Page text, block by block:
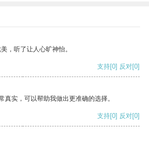
，听了让人心旷神怡。
支持[0] 反对[0]
真实，可以帮助我做出更准确的选择。
支持[0] 反对[0]